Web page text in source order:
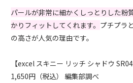
パールが非常に細かくしっとりした粉
かりフィットしてくれます。 プチプラ
の高さが人気の理由です。
【excel スキニー リッチ シャドウ
1,650円（税込） 編集部調べ